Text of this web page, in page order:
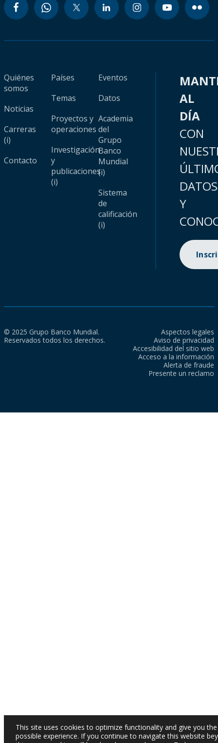
Quiénes
somos
Noticias
Carreras
(i)
Contacto
Países
Temas
Proyectos y
operaciones
Investigación
y
publicaciones
(i)
Eventos
Datos
Academia
del
Grupo
Banco
Mundial
(i)
Sistema
de
calificación
(i)
AL
DÍA
CON
DATOS
Y
© 2025 Grupo Banco Mundial.
Reservados todos los derechos.
Aspectos legales
Aviso de privacidad
Accesibilidad del sitio web
Acceso a la información
Alerta de fraude
Presente un reclamo
This site uses cookies to optimize functionality and give you
possible experience. If you continue to navigate this website